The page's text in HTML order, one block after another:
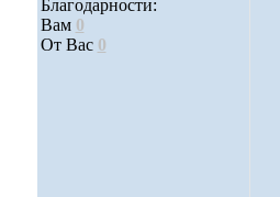
Благодарности:
Вам 0
От Вас 0